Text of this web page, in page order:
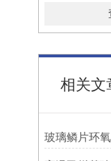
相关文